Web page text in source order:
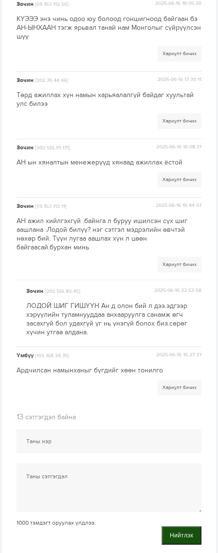
Зочин[59.153.112.55] 2025-06-16 18:05:20
КҮЭЭЭ энэ чинь одоо юу болоод гоншигноод байгаан бэ
АН-ЫНХААН тэгж ярьвал танай нам Монголыг сүйрүүлсэн
шүү
Хариулт бичих
Зочин[202.70.44.46] 2025-06-16 17:30:11
Төрд ажиллах хүн намын харьяалалгүй байдаг хуультай
улс билээ
Хариулт бичих
Зочин[202.126.91.171] 2025-06-16 16:08:21
АН ын хяналтын менежерүүд хянаад ажиллах ёстой
Хариулт бичих
Зочин[59.153.113.11] 2025-06-16 15:44:07
АН ажил хийлгэхгүй .байнга л буруу ишилсэн сүх шиг
аашлана .Лодой билүү? нэг сэтгэл мэдрэлийн өвчтэй
нөхөр бий. Түүн лугаа аашлах хүн л цөөн
байгаасай.бурхан минь
Хариулт бичих
Зочин[202.126.89.45] 2025-06-16 22:53:58
ЛОДОЙ ШИГ ГИШҮҮН Ан д олон бий л дээ.эдгээр
хэрүүлийн туламнууддаа анхааруулга санамж өгч
засахгүй бол удахгүй үг нь үнэгүй болох биз.сөрөг
хүчин утгаа алдана.
Үмбүү[103.168.34.70] 2025-06-16 15:27:37
Ардчилсан намынханыг бүгдийг хөөн тонилго
Хариулт бичих
13 сэтгэгдэл байна
1000 тэмдэгт оруулах үлдлээ.
Нийтлэх